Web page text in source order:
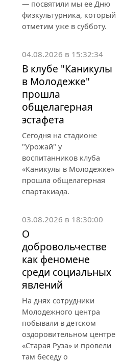
— посвятили мы ее Дню
физкультурника, который
отметим уже в субботу.
04.08.2026 в 15:32:34
В клубе "Каникулы
в Молодежке"
прошла
общелагерная
эстафета
Сегодня на стадионе
"Урожай" у
воспитанников клуба
«Каникулы в Молодежке»
прошла общелагерная
спартакиада.
03.08.2026 в 18:30:00
О
добровольчестве
как феномене
среди социальных
явлений
На днях сотрудники
Молодежного центра
побывали в детском
оздоровительном центре
«Старая Руза» и провели
там беседу о